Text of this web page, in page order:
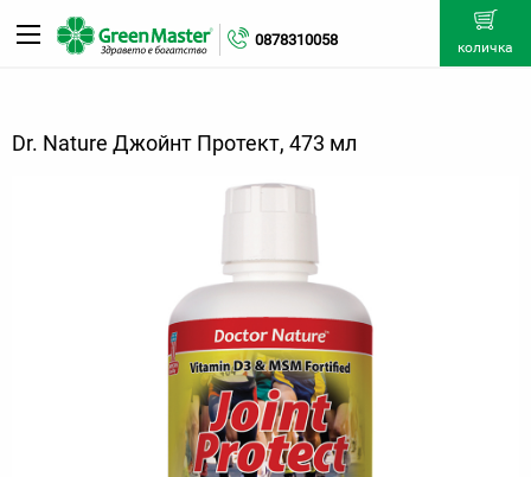
0878310058 количка
Dr. Nature Джойнт Протект, 473 мл